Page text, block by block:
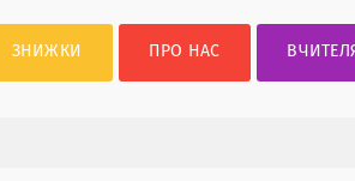
ЗНИЖКИ ПРО НАС